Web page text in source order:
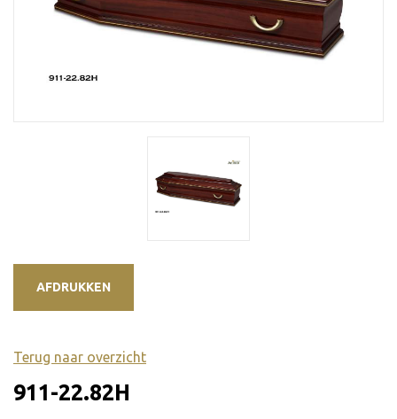
AFDRUKKEN
Terug naar overzicht
911-22.82H